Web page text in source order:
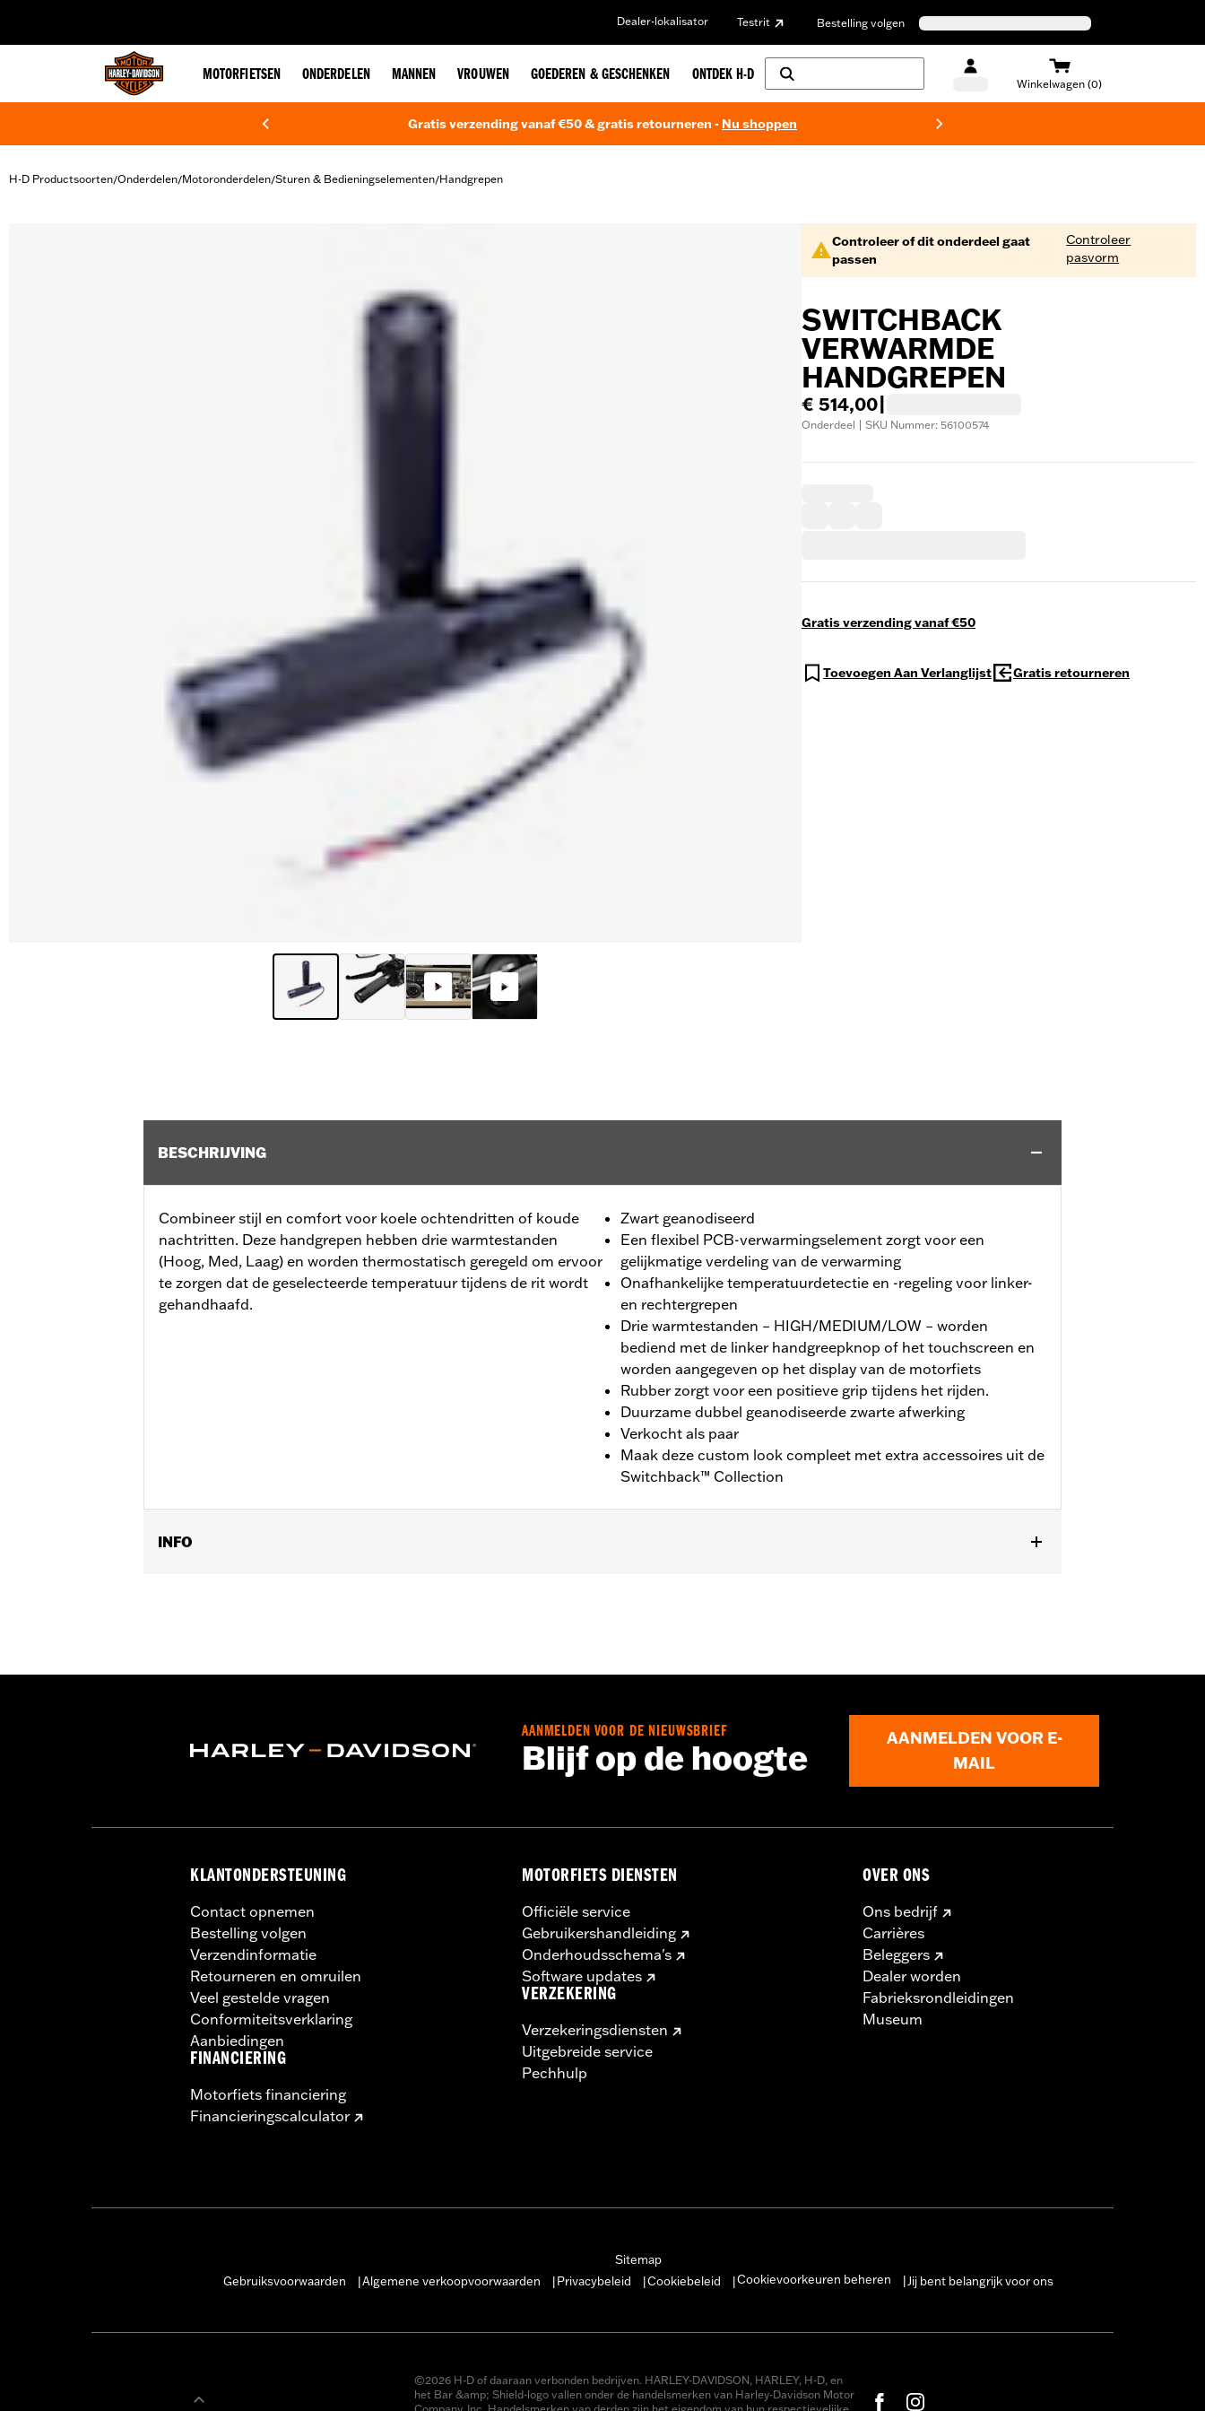
Dealer-lokalisator Testrit Bestelling volgen
MOTORFIETSEN ONDERDELEN MANNEN VROUWEN GOEDEREN & GESCHENKEN ONTDEK H-D
Winkelwagen (0)
Gratis verzending vanaf €50 & gratis retourneren - Nu shoppen
H-D Productsoorten/Onderdelen/Motoronderdelen/Sturen & Bedieningselementen/Handgrepen
Controleer of dit onderdeel gaat
passen
Controleer
pasvorm
SWITCHBACK
VERWARMDE
HANDGREPEN
€ 514,00
Onderdeel | SKU Nummer: 56100574
Gratis verzending vanaf €50
Toevoegen Aan Verlanglijst Gratis retourneren
BESCHRIJVING
Combineer stijl en comfort voor koele ochtendritten of koude
nachtritten. Deze handgrepen hebben drie warmtestanden
(Hoog, Med, Laag) en worden thermostatisch geregeld om ervoor
te zorgen dat de geselecteerde temperatuur tijdens de rit wordt
gehandhaafd.
Zwart geanodiseerd
Een flexibel PCB-verwarmingselement zorgt voor een
gelijkmatige verdeling van de verwarming
Onafhankelijke temperatuurdetectie en -regeling voor linker-
en rechtergrepen
Drie warmtestanden – HIGH/MEDIUM/LOW – worden
bediend met de linker handgreepknop of het touchscreen en
worden aangegeven op het display van de motorfiets
Rubber zorgt voor een positieve grip tijdens het rijden.
Duurzame dubbel geanodiseerde zwarte afwerking
Verkocht als paar
Maak deze custom look compleet met extra accessoires uit de
Switchback™ Collection
INFO
Installatie-instructies
AANMELDEN VOOR DE NIEUWSBRIEF
Blijf op de hoogte
AANMELDEN VOOR E-
MAIL
KLANTONDERSTEUNING
Contact opnemen
Bestelling volgen
Verzendinformatie
Retourneren en omruilen
Veel gestelde vragen
Conformiteitsverklaring
Aanbiedingen
FINANCIERING
Motorfiets financiering
Financieringscalculator
MOTORFIETS DIENSTEN
Officiële service
Gebruikershandleiding
Onderhoudsschema's
Software updates
VERZEKERING
Verzekeringsdiensten
Uitgebreide service
Pechhulp
OVER ONS
Ons bedrijf
Carrières
Beleggers
Dealer worden
Fabrieksrondleidingen
Museum
Sitemap
Gebruiksvoorwaarden
Algemene verkoopvoorwaarden Privacybeleid Cookiebeleid Cookievoorkeuren beheren Jij bent belangrijk voor ons
©2026 H-D of daaraan verbonden bedrijven. HARLEY-DAVIDSON, HARLEY, H-D, en
het Bar &amp; Shield-logo vallen onder de handelsmerken van Harley-Davidson Motor